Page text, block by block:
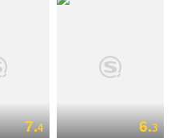
7.4 6.3